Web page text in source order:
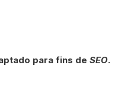
para fins de SEO.